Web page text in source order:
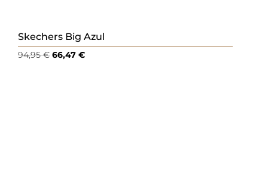
Skechers Big Azul
94,95€El
66,47€El